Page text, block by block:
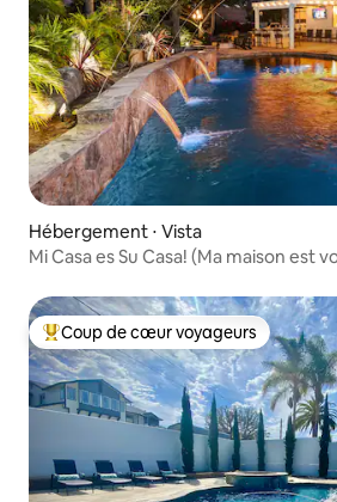
Hébergement ⋅ Vista
Mi Casa es Su Casa! (Ma maison est
Coups de cœur voyageurs les plus
Coup de cœur voyageurs